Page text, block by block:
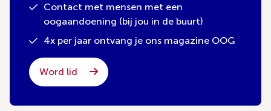
Contact met mensen met een
oogaandoening (bij jou in de buurt)
4x per jaar ontvang je ons magazine OOG
Word lid